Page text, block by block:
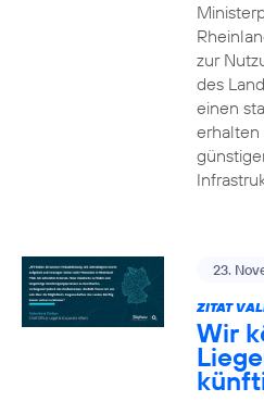
zur
des
einen
erhalten
23.
ZITAT
Wir